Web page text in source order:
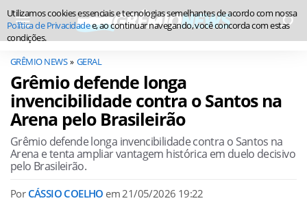
GRÊMIO NEWS GERAL
Grêmio defende longa
invencibilidade contra o Santos na
Arena pelo Brasileirão
Grêmio defende longa invencibilidade contra o Santos na
Arena e tenta ampliar vantagem histórica em duelo decisivo
pelo Brasileirão.
Por CÁSSIO COELHO em21/05/2026 19:22
Utilizamos cookies essenciais e tecnologias semelhantes de acordo com nossa
Política de Privacidadee, ao continuar navegando, você concorda com estas
condições.